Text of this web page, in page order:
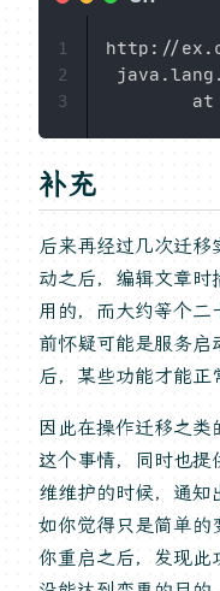
http://
at
1
2
3
补充
后来再经过几次迁
动之后，编辑文章时
用的，而大约等个二
前怀疑可能是服务启
后，某些功能才能正
因此在操作迁移之
这个事情，同时也提
维维护的时候，通知
如你觉得只是简单的
你重启之后，发现此